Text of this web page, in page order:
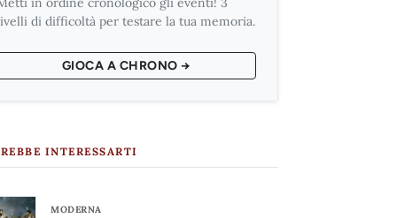
di difficoltà per testare la tua memoria.
GIOCA A CHRONO →
INTERESSARTI
MODERNA